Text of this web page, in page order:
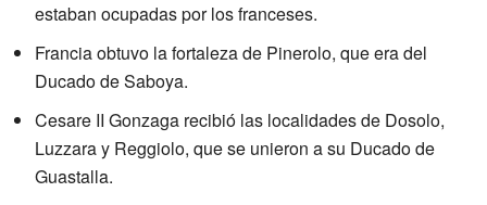
estaban ocupadas por los franceses.
Francia obtuvo la fortaleza de Pinerolo, que era del
Ducado de Saboya.
Cesare II Gonzaga recibió las localidades de Dosolo,
Luzzara y Reggiolo, que se unieron a su Ducado de
Guastalla.